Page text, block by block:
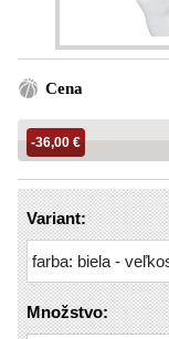
Cena
-36,00 €
Variant:
Množstvo: